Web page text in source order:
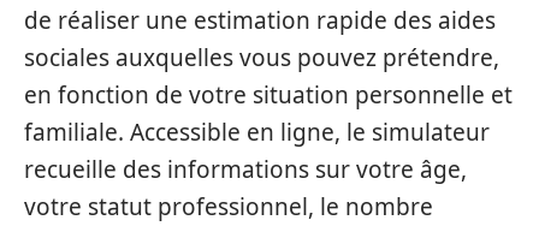
de réaliser une estimation rapide des aides
sociales auxquelles vous pouvez prétendre,
en fonction de votre situation personnelle et
familiale. Accessible en ligne, le simulateur
recueille des informations sur votre âge,
votre statut professionnel, le nombre